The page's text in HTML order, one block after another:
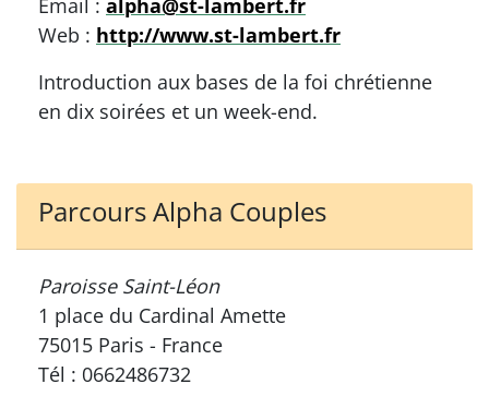
Email : alpha@st-lambert.fr
Web : http://www.st-lambert.fr
Introduction aux bases de la foi chrétienne
en dix soirées et un week-end.
Parcours Alpha Couples
Paroisse Saint-Léon
1 place du Cardinal Amette
75015 Paris - France
Tél : 0662486732